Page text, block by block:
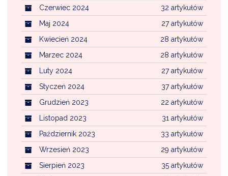
32 artykułów
Czerwiec 2024
27 artykułów
Maj 2024
28 artykułów
Kwiecień 2024
28 artykułów
Marzec 2024
27 artykułów
Luty 2024
37 artykułów
Styczeń 2024
22 artykułów
Grudzień 2023
31 artykułów
Listopad 2023
33 artykułów
Październik 2023
29 artykułów
Wrzesień 2023
35 artykułów
Sierpień 2023